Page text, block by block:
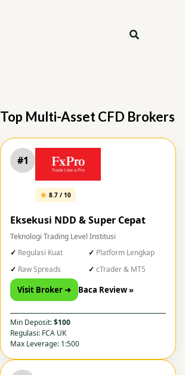
Search
Top Multi-Asset CFD Brokers
#1
8.7 / 10
Eksekusi NDD & Super Cepat
Teknologi Trading Level Institusi
Regulasi Kuat
Platform Lengkap
Raw Spreads
cTrader & MT5
Visit Broker ➜ Baca Review »
Min Deposit:$100
Regulasi: FCA UK
Max Leverage: 1:500